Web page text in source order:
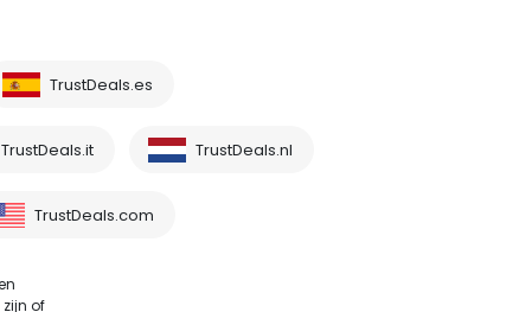
TrustDeals.es
TrustDeals.it TrustDeals.nl
TrustDeals.com
of